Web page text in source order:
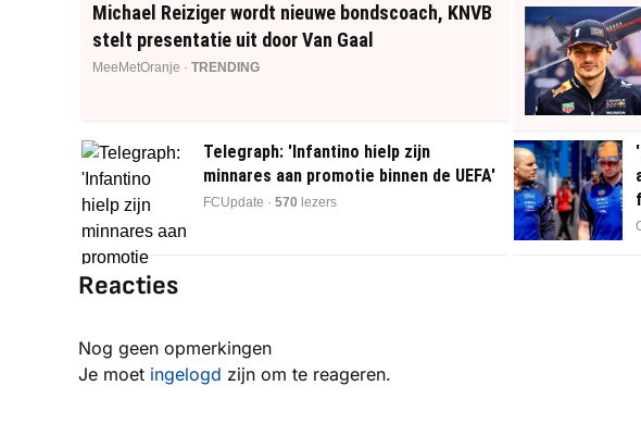
Michael Reiziger wordt nieuwe bondscoach, KNVB
stelt presentatie uit door Van Gaal
MeeMetOranje · TRENDING
Telegraph: 'Infantino hielp zijn
minnares aan promotie binnen de UEFA'
FCUpdate · 564 lezers
Reacties
Nog geen opmerkingen
Je moet ingelogd zijn om te reageren.